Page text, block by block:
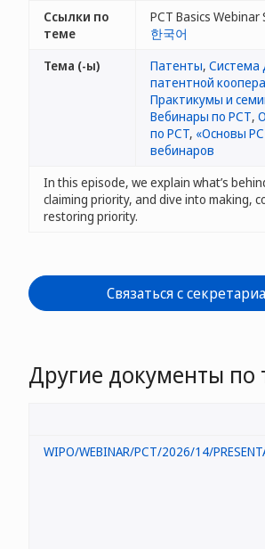
Ссылки по
теме
PCT Basics Webinar
한국어
Тема (-ы)
Патенты, Система
патентной
Практикумы и
Вебинары по РСТ,
по PCT, «Основы
вебинаров
In this episode, we explain what’s
claiming priority, and dive into making,
restoring priority.
Связаться с
Другие документы по
WIPO/WEBINAR/PCT/2026/14/